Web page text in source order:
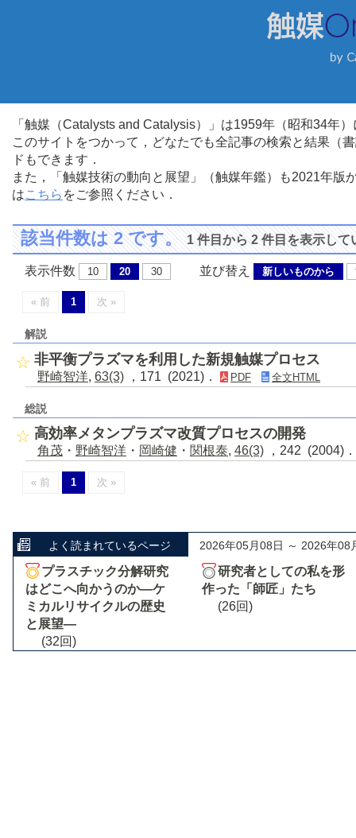
「触媒（Catalysts and Catalysis）」は1959年（昭和34年
このサイトをつかって，どなたでも全記事の検索と結果（
ドもできます．
また，「触媒技術の動向と展望」（触媒年鑑）も2021年
はこちら をご参照ください．
該当件数は 2 です。1 件目から 2 件目を表示して
表示件数 10 20 30 並び替え 新しいものから
« 前 1 次 »
解説
非平衡プラズマを利用した新規触媒プロセス
野崎智洋, 63(3) ，171 (2021)． PDF 全文HTML
総説
高効率メタンプラズマ改質プロセスの開発
角茂 ・ 野崎智洋 ・ 岡崎健 ・ 関根泰, 46(3) ，242 (2004)
« 前 1 次 »
よく読まれているページ 2026年05月08日 ～ 2026年08
プラスチック分解研究
はどこへ向かうのか―ケ
ミカルリサイクルの歴史
と展望―
(32回)
研究者としての私を形
作った「師匠」たち
(26回)